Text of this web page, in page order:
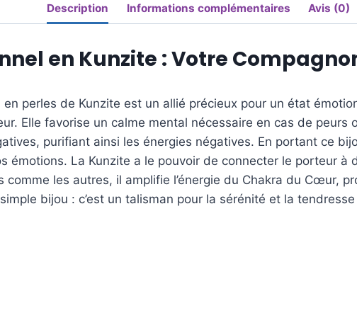
Description Informations complémentaires Avis (0)
en Kunzite : Votre
perles de Kunzite est un allié précieux pour un état
Elle favorise un calme mental nécessaire en cas de peurs
purifiant ainsi les énergies négatives. En portant ce
émotions. La Kunzite a le pouvoir de connecter le porteur
les autres, il amplifie l’énergie du Chakra du Cœur,
bijou : c’est un talisman pour la sérénité et la